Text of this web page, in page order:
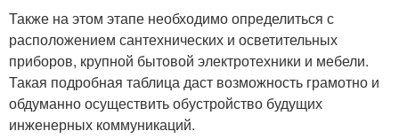
Также на этом этапе необходимо определиться с
расположением сантехнических и осветительных
приборов, крупной бытовой электротехники и мебели.
Такая подробная таблица даст возможность грамотно и
обдуманно осуществить обустройство будущих
инженерных коммуникаций.